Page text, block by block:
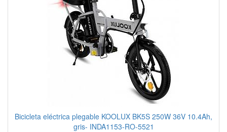
Bicicleta eléctrica plegable KOOLUX BK5S 250W 36V 10.4Ah,
gris- INDA1153-RO-5521